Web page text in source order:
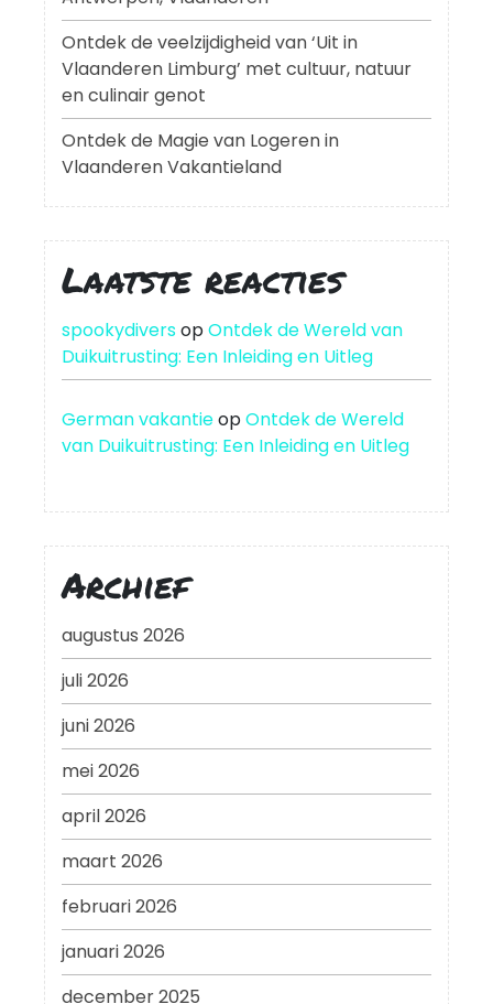
Ontdek de veelzijdigheid van ‘Uit in
Vlaanderen Limburg’ met cultuur, natuur
en culinair genot
Ontdek de Magie van Logeren in
Vlaanderen Vakantieland
Laatste reacties
spookydiversopOntdek de Wereld van
Duikuitrusting: Een Inleiding en Uitleg
German vakantieopOntdek de Wereld
van Duikuitrusting: Een Inleiding en Uitleg
Archief
augustus 2026
juli 2026
juni 2026
mei 2026
april 2026
maart 2026
februari 2026
januari 2026
december 2025